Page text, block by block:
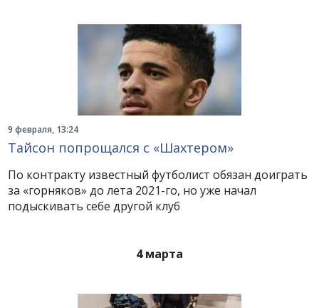
9 февраля, 13:24
Тайсон попрощался с «Шахтером»
По контракту известный футболист обязан доиграть
за «горняков» до лета 2021-го, но уже начал
подыскивать себе другой клуб
4 марта